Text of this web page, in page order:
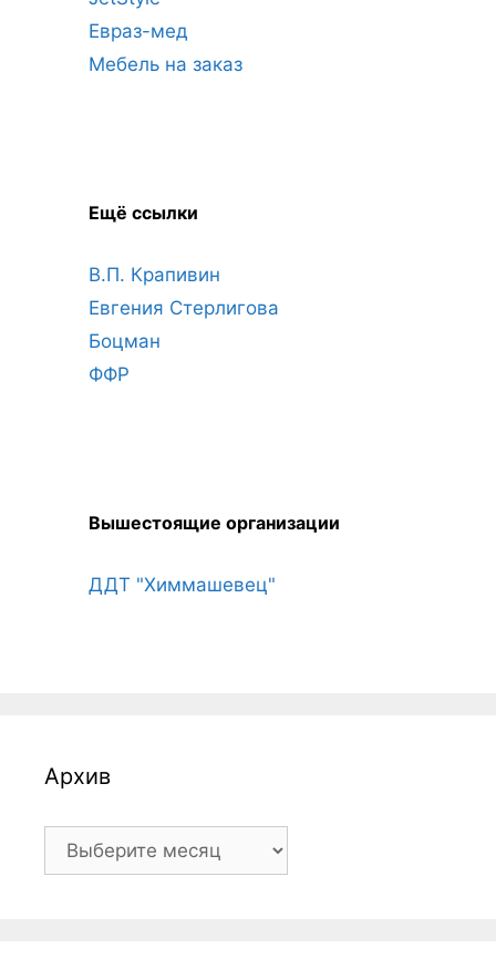
Евраз-мед
Мебель на заказ
Ещё ссылки
В.П. Крапивин
Евгения Стерлигова
Боцман
ФФР
Вышестоящие организации
ДДТ "Химмашевец"
Архив
Архив